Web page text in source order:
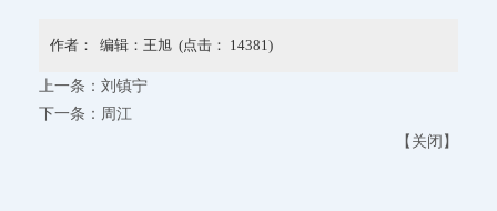
作者： 编辑：王旭 (点击： 14381)
上一条： 刘镇宁
下一条： 周江
【 关闭 】